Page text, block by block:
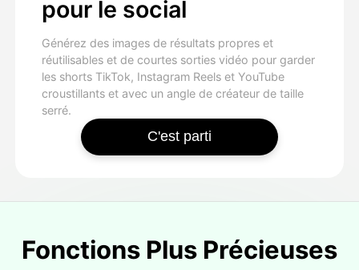
pour le social
Générez des images de résultats propres et
réutilisables et de courtes sorties vidéo pour garder
les shorts TikTok, Instagram Reels et YouTube
croustillants et avec un angle de créateur de taille
serré.
C'est parti
Fonctions Plus Précieuses